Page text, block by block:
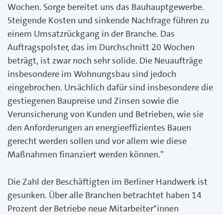
Wochen. Sorge bereitet uns das Bauhauptgewerbe.
Steigende Kosten und sinkende Nachfrage führen zu
einem Umsatzrückgang in der Branche. Das
Auftragspolster, das im Durchschnitt 20 Wochen
beträgt, ist zwar noch sehr solide. Die Neuaufträge
insbesondere im Wohnungsbau sind jedoch
eingebrochen. Ursächlich dafür sind insbesondere die
gestiegenen Baupreise und Zinsen sowie die
Verunsicherung von Kunden und Betrieben, wie sie
den Anforderungen an energieeffizientes Bauen
gerecht werden sollen und vor allem wie diese
Maßnahmen finanziert werden können."
Die Zahl der Beschäftigten im Berliner Handwerk ist
gesunken. Über alle Branchen betrachtet haben 14
Prozent der Betriebe neue Mitarbeiter*innen